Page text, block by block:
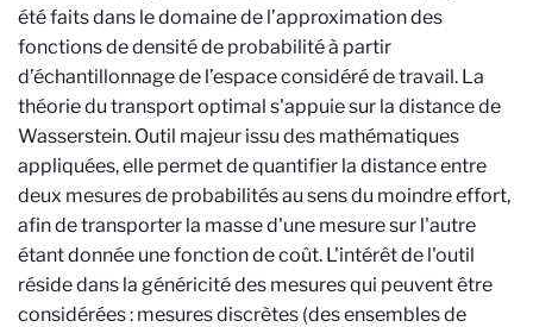
été faits dans le domaine de l’approximation des
fonctions de densité de probabilité à partir
d’échantillonnage de l’espace considéré de travail. La
théorie du transport optimal s'appuie sur la distance de
Wasserstein. Outil majeur issu des mathématiques
appliquées, elle permet de quantifier la distance entre
deux mesures de probabilités au sens du moindre effort,
afin de transporter la masse d'une mesure sur l'autre
étant donnée une fonction de coût. L'intérêt de l'outil
réside dans la généricité des mesures qui peuvent être
considérées: mesures discrètes (des ensembles de